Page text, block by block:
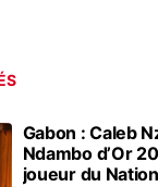
Gabon : Caleb
Ndambo d’Or
joueur du